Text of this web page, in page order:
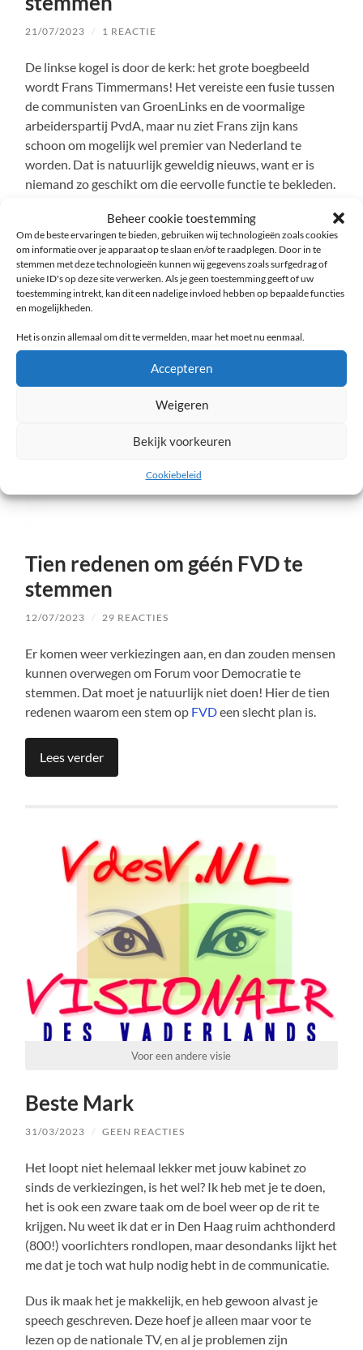
Beheer cookie toestemming
Om de beste ervaringen te bieden, gebruiken wij technologieën zoals cookies
om informatie over je apparaat op te slaan en/of te raadplegen. Door in te
stemmen met deze technologieën kunnen wij gegevens zoals surfgedrag of
unieke ID's op deze site verwerken. Als je geen toestemming geeft of uw
toestemming intrekt, kan dit een nadelige invloed hebben op bepaalde functies
en mogelijkheden.
Het is onzin allemaal om dit te vermelden, maar het moet nu eenmaal.
Accepteren
Weigeren
Bekijk voorkeuren
Cookiebeleid
21/07/2023 / 1 REACTIE
De linkse kogel is door de kerk: het grote boegbeeld
wordt Frans Timmermans! Het vereiste een fusie tussen
de communisten van GroenLinks en de voormalige
arbeiderspartij PvdA, maar nu ziet Frans zijn kans
schoon om mogelijk wel premier van Nederland te
worden. Dat is natuurlijk geweldig nieuws, want er is
niemand zo geschikt om die eervolle functie te bekleden.
Lees verder
Tien redenen om géén FVD te
stemmen
12/07/2023 / 29 REACTIES
Er komen weer verkiezingen aan, en dan zouden mensen
kunnen overwegen om Forum voor Democratie te
stemmen. Dat moet je natuurlijk niet doen! Hier de tien
redenen waarom een stem op FVDeen slecht plan is.
Lees verder
Voor een andere visie
Beste Mark
31/03/2023 / GEEN REACTIES
Het loopt niet helemaal lekker met jouw kabinet zo
sinds de verkiezingen, is het wel? Ik heb met je te doen,
het is ook een zware taak om de boel weer op de rit te
krijgen. Nu weet ik dat er in Den Haag ruim achthonderd
(800!) voorlichters rondlopen, maar desondanks lijkt het
me dat je toch wat hulp nodig hebt in de communicatie.
Dus ik maak het je makkelijk, en heb gewoon alvast je
speech geschreven. Deze hoef je alleen maar voor te
lezen op de nationale TV, en al je problemen zijn